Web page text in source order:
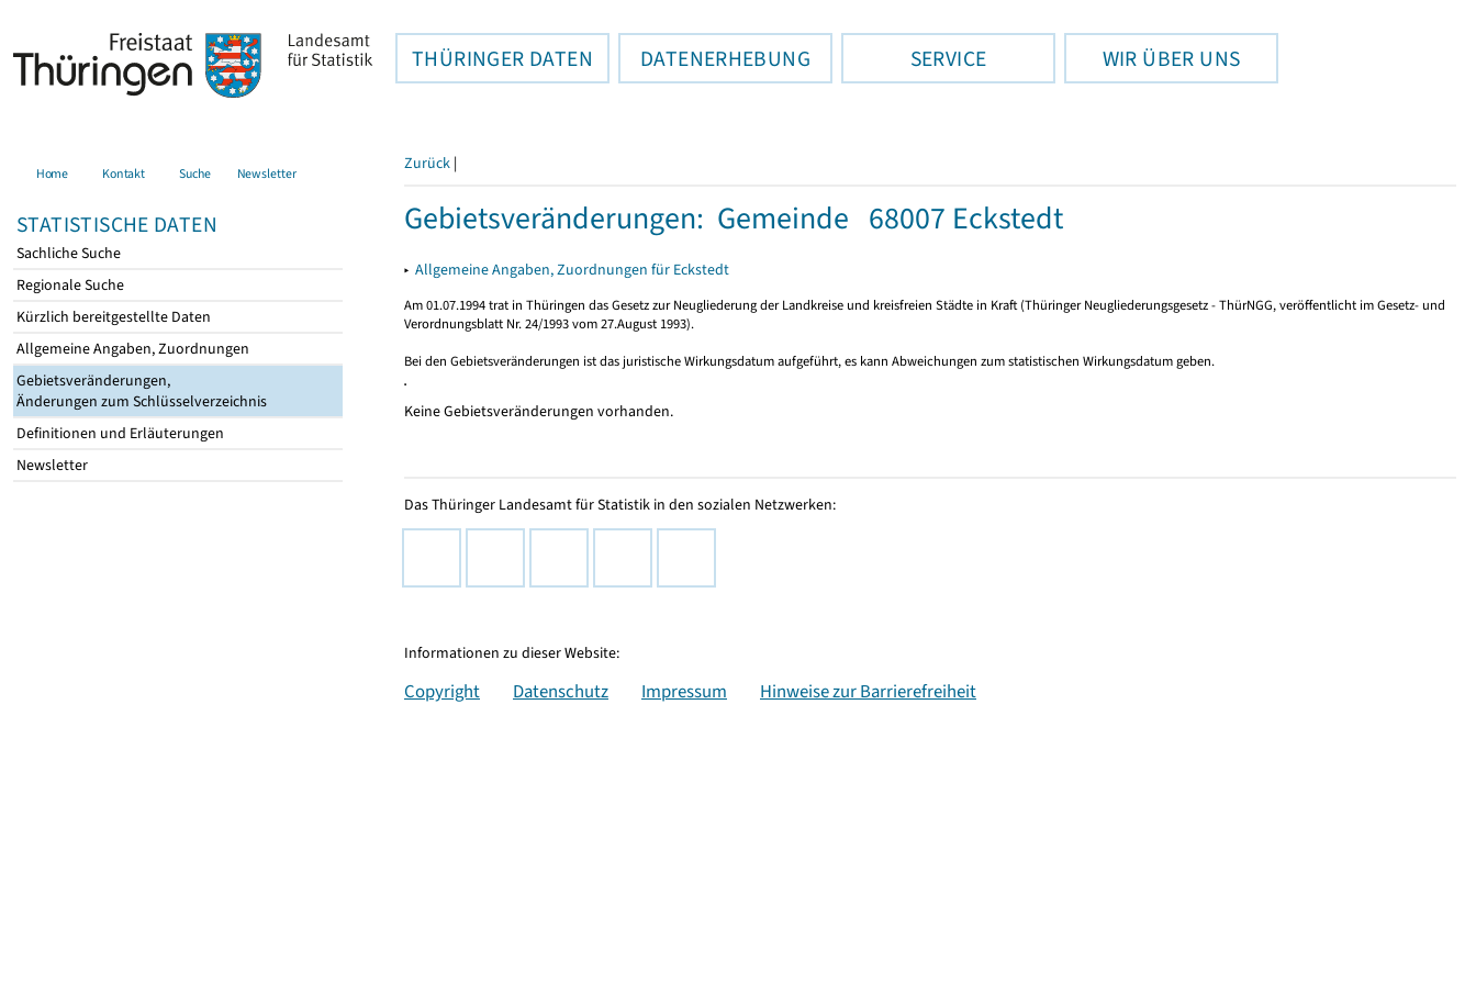
THÜRINGER DATEN DATENERHEBUNG SERVICE WIR ÜBER UNS
Home Kontakt Suche Newsletter
STATISTISCHE DATEN
Sachliche Suche
Regionale Suche
Kürzlich bereitgestellte Daten
Allgemeine Angaben, Zuordnungen
Gebietsveränderungen,
Änderungen zum Schlüsselverzeichnis
Definitionen und Erläuterungen
Newsletter
Zurück |
Gebietsveränderungen: Gemeinde 68007 Eckstedt
▸ Allgemeine Angaben, Zuordnungen für Eckstedt
Am 01.07.1994 trat in Thüringen das Gesetz zur Neugliederung der Landkreise und kreisfreien Städte in Kraft (Thüringer Neugliederungsgesetz - ThürNGG, veröffentlicht im Gesetz- und
Verordnungsblatt Nr. 24/1993 vom 27.August 1993).
Bei den Gebietsveränderungen ist das juristische Wirkungsdatum aufgeführt, es kann Abweichungen zum statistischen Wirkungsdatum geben.
Keine Gebietsveränderungen vorhanden.
Das Thüringer Landesamt für Statistik in den sozialen Netzwerken:
Informationen zu dieser Website:
Copyright Datenschutz Impressum Hinweise zur Barrierefreiheit